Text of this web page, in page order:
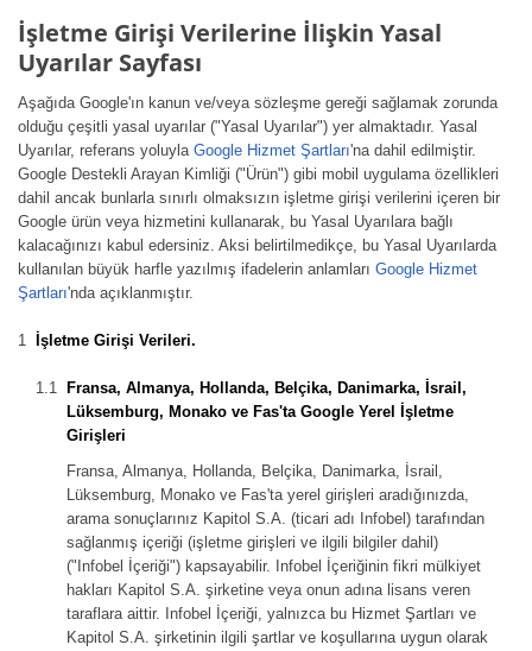
İşletme Girişi Verilerine İlişkin Yasal
Uyarılar Sayfası
Aşağıda Google'ın kanun ve/veya sözleşme gereği sağlamak zorunda
olduğu çeşitli yasal uyarılar ("Yasal Uyarılar") yer almaktadır. Yasal
Uyarılar, referans yoluyla Google Hizmet Şartları'na dahil edilmiştir.
Google Destekli Arayan Kimliği ("Ürün") gibi mobil uygulama özellikleri
dahil ancak bunlarla sınırlı olmaksızın işletme girişi verilerini içeren bir
Google ürün veya hizmetini kullanarak, bu Yasal Uyarılara bağlı
kalacağınızı kabul edersiniz. Aksi belirtilmedikçe, bu Yasal Uyarılarda
kullanılan büyük harfle yazılmış ifadelerin anlamları Google Hizmet
Şartları'nda açıklanmıştır.
İşletme Girişi Verileri.
Fransa, Almanya, Hollanda, Belçika, Danimarka, İsrail,
Lüksemburg, Monako ve Fas'ta Google Yerel İşletme
Girişleri
Fransa, Almanya, Hollanda, Belçika, Danimarka, İsrail,
Lüksemburg, Monako ve Fas'ta yerel girişleri aradığınızda,
arama sonuçlarınız Kapitol S.A. (ticari adı Infobel) tarafından
sağlanmış içeriği (işletme girişleri ve ilgili bilgiler dahil)
("Infobel İçeriği") kapsayabilir. Infobel İçeriğinin fikri mülkiyet
hakları Kapitol S.A. şirketine veya onun adına lisans veren
taraflara aittir. Infobel İçeriği, yalnızca bu Hizmet Şartları ve
Kapitol S.A. şirketinin ilgili şartlar ve koşullarına uygun olarak